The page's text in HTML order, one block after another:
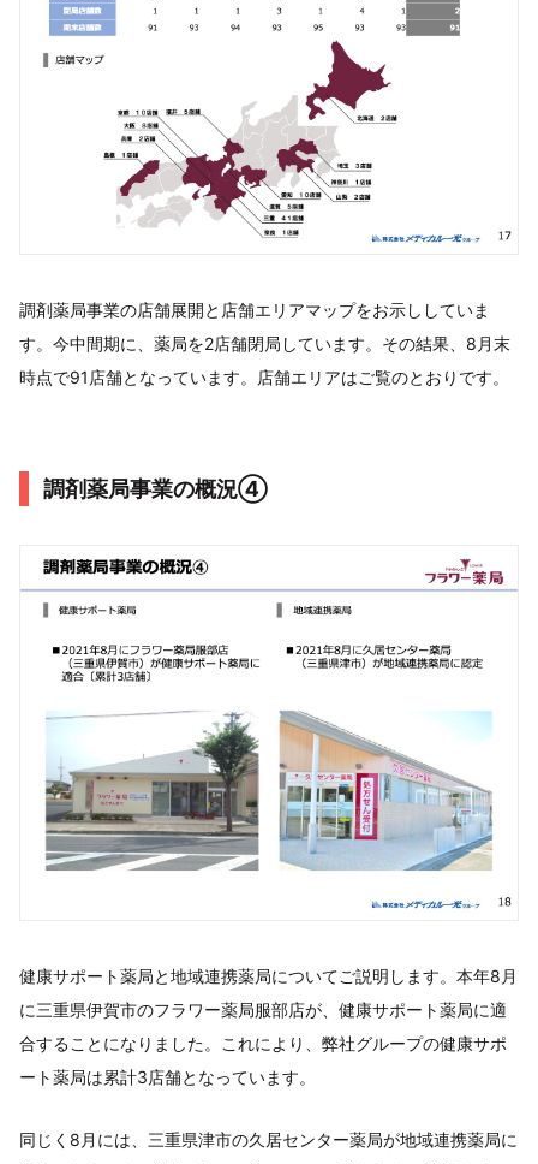
調剤薬局事業の店舗展開と店舗エリアマップをお示ししていま
す。今中間期に、薬局を2店舗閉局しています。その結果、8月末
時点で91店舗となっています。店舗エリアはご覧のとおりです。
調剤薬局事業の概況④
健康サポート薬局と地域連携薬局についてご説明します。本年8月
に三重県伊賀市のフラワー薬局服部店が、健康サポート薬局に適
合することになりました。これにより、弊社グループの健康サポ
ート薬局は累計3店舗となっています。
同じく8月には、三重県津市の久居センター薬局が地域連携薬局に